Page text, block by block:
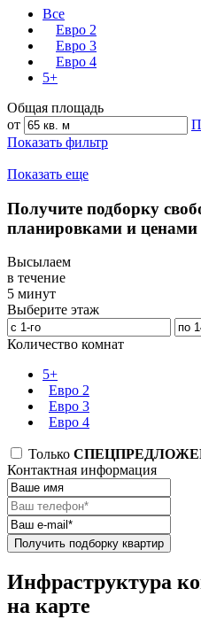
Все
Евро 2
Евро 3
Евро 4
5+
Общая площадь
от
Показать фильтр
Показать еще
Получите подборку
планировками и ценами
Высылаем
в течение
5 минут
Выберите этаж
Количество комнат
5+
Евро 2
Евро 3
Евро 4
Только
Контактная информация
Получить подборку квартир
Инфраструктура
на карте